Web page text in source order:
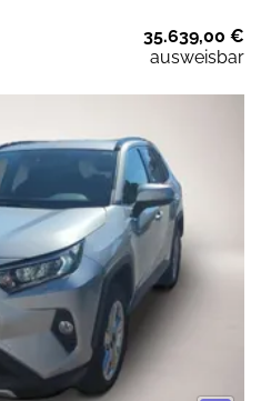
35.639,00 €
ausweisbar